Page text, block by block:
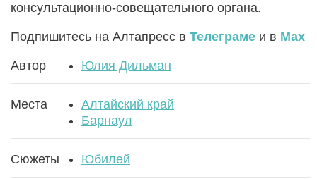
консультационно-совещательного органа.
Подпишитесь на Алтапресс в Телеграме и в Max
Автор Юлия Дильман
Места
Алтайский край
Барнаул
Сюжеты Юбилей